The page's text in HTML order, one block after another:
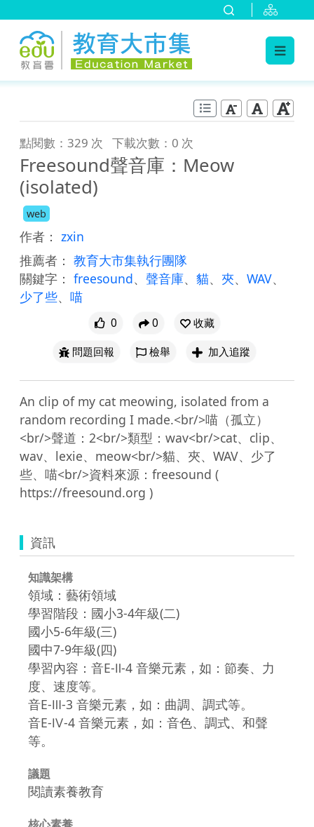
點閱數：329 次 下載次數：0 次
Freesound聲音庫：Meow
(isolated)
web
作者： zxin
推薦者： 教育大市集執行團隊
關鍵字： freesound、 聲音庫、 貓、 夾、 WAV、
少了些、 喵
0 0
收藏
問題回報
檢舉 加入追蹤
An clip of my cat meowing, isolated from a
random recording I made.<br/>喵（孤立）
<br/>聲道：2<br/>類型：wav<br/>cat、clip、
wav、lexie、meow<br/>貓、夾、WAV、少了
些、喵<br/>資料來源：freesound (
資訊
知識架構
領域：藝術領域
學習階段：國小3-4年級(二)
國小5-6年級(三)
國中7-9年級(四)
學習內容：音E-Ⅱ-4 音樂元素，如：節奏、力
度、速度等。
音E-Ⅲ-3 音樂元素，如：曲調、調式等。
音E-Ⅳ-4 音樂元素，如：音色、調式、和聲
等。
議題
閱讀素養教育